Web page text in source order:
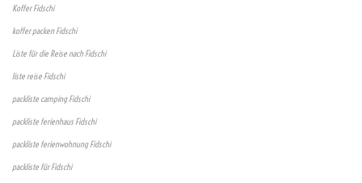
Koffer Fidschi
koffer packen Fidschi
Liste für die Reise nach Fidschi
liste reise Fidschi
packliste camping Fidschi
packliste ferienhaus Fidschi
packliste ferienwohnung Fidschi
packliste für Fidschi